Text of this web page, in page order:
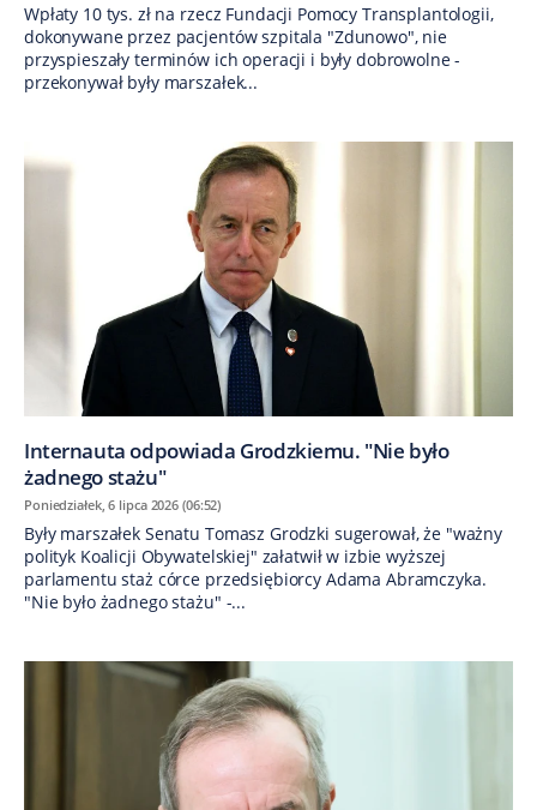
Wpłaty 10 tys. zł na rzecz Fundacji Pomocy Transplantologii,
dokonywane przez pacjentów szpitala "Zdunowo", nie
przyspieszały terminów ich operacji i były dobrowolne -
przekonywał były marszałek...
Internauta odpowiada Grodzkiemu. "Nie było
żadnego stażu"
Poniedziałek, 6 lipca 2026 (06:52)
Były marszałek Senatu Tomasz Grodzki sugerował, że "ważny
polityk Koalicji Obywatelskiej" załatwił w izbie wyższej
parlamentu staż córce przedsiębiorcy Adama Abramczyka.
"Nie było żadnego stażu" -...